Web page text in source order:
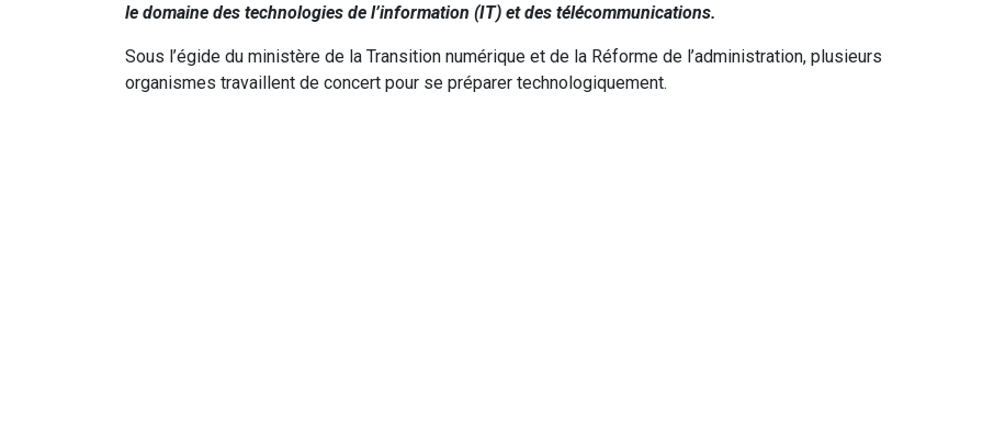
le domaine des technologies de l’information (IT) et des télécommunications.
Sous l’égide du ministère de la Transition numérique et de la Réforme de l’administration, plusieurs
organismes travaillent de concert pour se préparer technologiquement.